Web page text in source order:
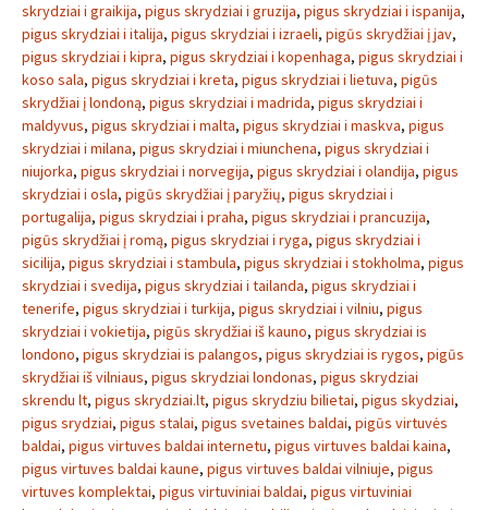
skrydziai i graikija, pigus skrydziai i gruzija, pigus skrydziai i ispanija,
pigus skrydziai i italija, pigus skrydziai i izraeli, pigūs skrydžiai į jav,
pigus skrydziai i kipra, pigus skrydziai i kopenhaga, pigus skrydziai i
koso sala, pigus skrydziai i kreta, pigus skrydziai i lietuva, pigūs
skrydžiai į londoną, pigus skrydziai i madrida, pigus skrydziai i
maldyvus, pigus skrydziai i malta, pigus skrydziai i maskva, pigus
skrydziai i milana, pigus skrydziai i miunchena, pigus skrydziai i
niujorka, pigus skrydziai i norvegija, pigus skrydziai i olandija, pigus
skrydziai i osla, pigūs skrydžiai į paryžių, pigus skrydziai i
portugalija, pigus skrydziai i praha, pigus skrydziai i prancuzija,
pigūs skrydžiai į romą, pigus skrydziai i ryga, pigus skrydziai i
sicilija, pigus skrydziai i stambula, pigus skrydziai i stokholma, pigus
skrydziai i svedija, pigus skrydziai i tailanda, pigus skrydziai i
tenerife, pigus skrydziai i turkija, pigus skrydziai i vilniu, pigus
skrydziai i vokietija, pigūs skrydžiai iš kauno, pigus skrydziai is
londono, pigus skrydziai is palangos, pigus skrydziai is rygos, pigūs
skrydžiai iš vilniaus, pigus skrydziai londonas, pigus skrydziai
skrendu lt, pigus skrydziai.lt, pigus skrydziu bilietai, pigus skydziai,
pigus srydziai, pigus stalai, pigus svetaines baldai, pigūs virtuvės
baldai, pigus virtuves baldai internetu, pigus virtuves baldai kaina,
pigus virtuves baldai kaune, pigus virtuves baldai vilniuje, pigus
virtuves komplektai, pigus virtuviniai baldai, pigus virtuviniai